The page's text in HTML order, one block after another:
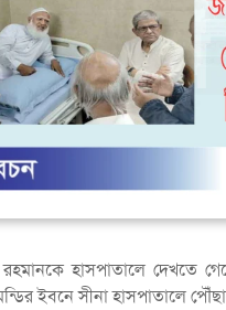
হাসপাতালে দেখতে
ইবনে সীনা হাসপাতালে